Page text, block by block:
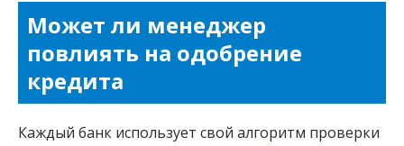
Может ли менеджер
повлиять на одобрение
кредита
Каждый банк использует свой алгоритм проверки